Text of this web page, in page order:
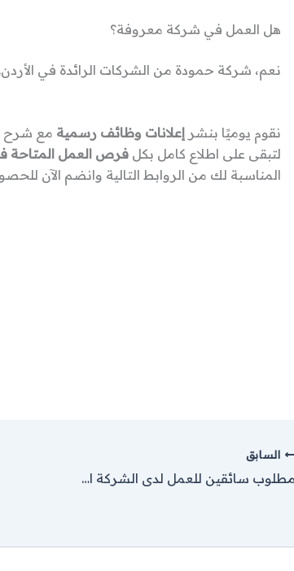
هل العمل في شركة معروفة؟
نعم، شركة حمودة من الشركات الرائدة في الأردن.
نقوم يوميًا بنشر إعلانات وظائف رسمية مع شرح
لتبقى على اطلاع كامل بكل فرص العمل المتاحة
المناسبة لك من الروابط التالية وانضم الآن
السابق
مطلوب سائقين للعمل لدى الشركة الوطنية للدواجن